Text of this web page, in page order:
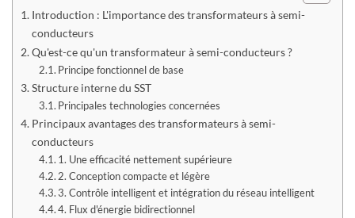
Introduction : L'importance des transformateurs à semi-
conducteurs
Qu'est-ce qu'un transformateur à semi-conducteurs ?
Principe fonctionnel de base
Structure interne du SST
Principales technologies concernées
Principaux avantages des transformateurs à semi-
conducteurs
1. Une efficacité nettement supérieure
2. Conception compacte et légère
3. Contrôle intelligent et intégration du réseau intelligent
4. Flux d'énergie bidirectionnel